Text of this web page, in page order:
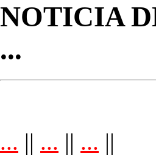
NOTICIA
...
... || ... || ... ||